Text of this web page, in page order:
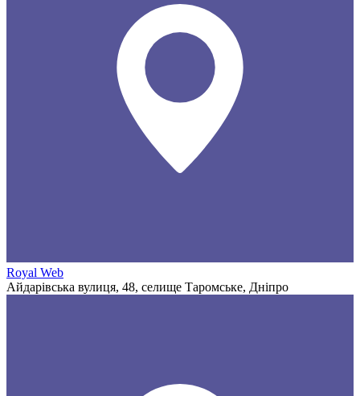
Royal Web
Айдарівська вулиця, 48, селище Таромське, Дніпро